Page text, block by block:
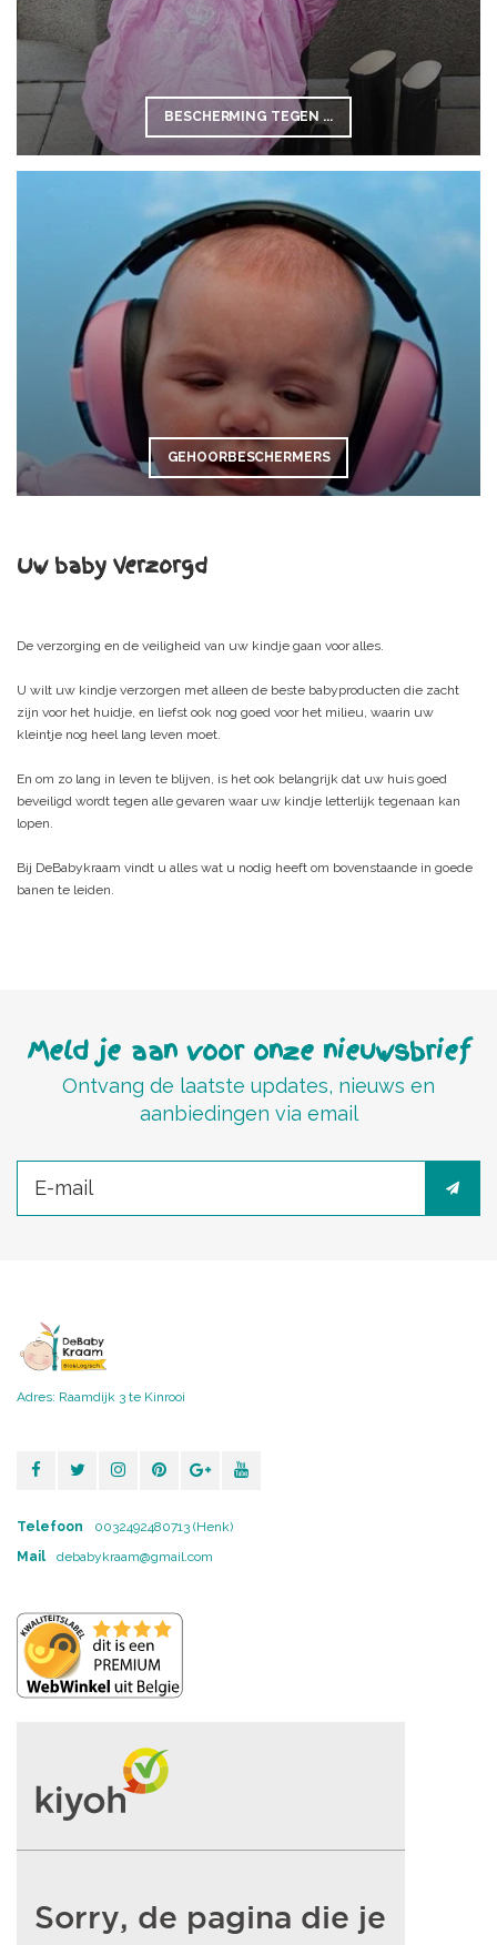
BESCHERMING TEGEN ...
GEHOORBESCHERMERS
Uw baby Verzorgd
De verzorging en de veiligheid van uw kindje gaan voor alles.
U wilt uw kindje verzorgen met alleen de beste babyproducten die zacht
zijn voor het huidje, en liefst ook nog goed voor het milieu, waarin uw
kleintje nog heel lang leven moet.
En om zo lang in leven te blijven, is het ook belangrijk dat uw huis goed
beveiligd wordt tegen alle gevaren waar uw kindje letterlijk tegenaan kan
lopen.
Bij DeBabykraam vindt u alles wat u nodig heeft om bovenstaande in goede
banen te leiden.
Meld je aan voor onze nieuwsbrief
Ontvang de laatste updates, nieuws en
aanbiedingen via email
Adres: Raamdijk 3 te Kinrooi
Telefoon
0032492480713 (Henk)
Mail
debabykraam@gmail.com